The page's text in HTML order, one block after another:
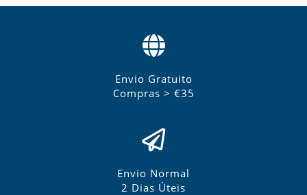
Envio Gratuito
Compras > €35
Envio Normal
2 Dias Úteis